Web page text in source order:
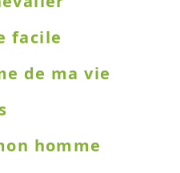
facile
de ma vie
homme